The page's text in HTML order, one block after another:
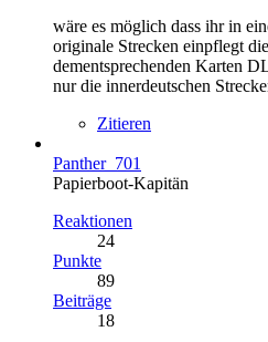
wäre es möglich dass ihr in
originale Strecken einpflegt
dementsprechenden Karten
nur die innerdeutschen
Zitieren
Panther_701
Papierboot-Kapitän
Reaktionen
24
Punkte
89
Beiträge
18